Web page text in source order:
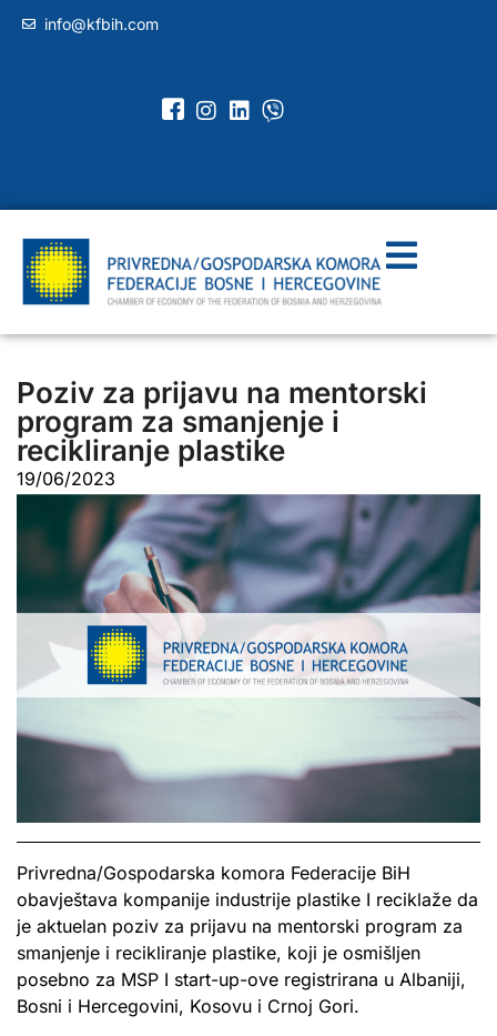
info@kfbih.com
Poziv za prijavu na mentorski
program za smanjenje i
recikliranje plastike
19/06/2023
Privredna/Gospodarska komora Federacije BiH
obavještava kompanije industrije plastike I reciklaže da
je aktuelan poziv za prijavu na mentorski program za
smanjenje i recikliranje plastike, koji je osmišljen
posebno za MSP I start-up-ove registrirana u Albaniji,
Bosni i Hercegovini, Kosovu i Crnoj Gori.